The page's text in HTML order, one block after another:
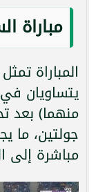
مباراة
المباراة
منهما) بعد
جولتين، ما
مباشرة إلى